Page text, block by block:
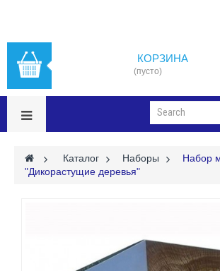
КОРЗИНА
(пусто)
> Каталог > Наборы >
Набор
"Дикорастущие деревья"